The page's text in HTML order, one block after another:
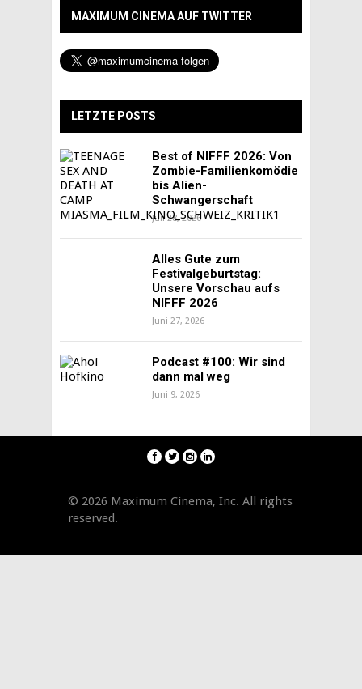
MAXIMUM CINEMA AUF TWITTER
LETZTE POSTS
Best of NIFFF 2026: Von
Zombie-Familienkomödie
bis Alien-
Schwangerschaft
Juli 28, 2026
Alles Gute zum
Festivalgeburtstag:
Unsere Vorschau aufs
NIFFF 2026
Juni 27, 2026
Podcast #100: Wir sind
dann mal weg
Juni 9, 2026
© 2026 Maximum Cinema, Inc. All rights
reserved.